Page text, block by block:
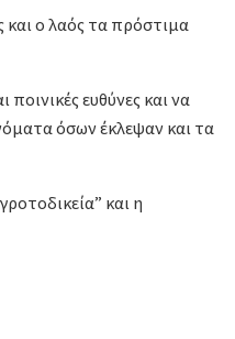
ο λαός τα πρόστιμα
ευθύνες και να
όσων έκλεψαν και τα
και η